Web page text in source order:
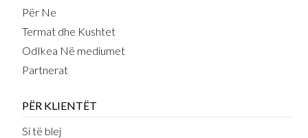
Për Ne
Termat dhe Kushtet
OdIkea Në mediumet
Partnerat
PËR KLIENTËT
Si të blej